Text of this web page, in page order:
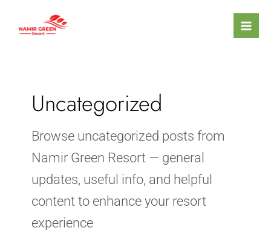
content
Uncategorized
Browse uncategorized posts from
Namir Green Resort — general
updates, useful info, and helpful
content to enhance your resort
experience